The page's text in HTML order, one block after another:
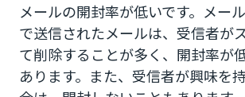
メールの開封率が低いです。メー
で送信されたメールは、受信者が
て削除することが多く、開封率が
あります。また、受信者が興味を